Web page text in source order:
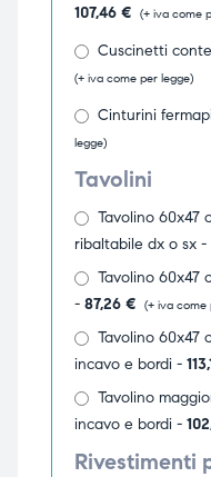
107,46 € (+ iva come
Cuscinetti
(+ iva come per legge)
Cinturini
legge)
Tavolini
Tavolino 60x47
ribaltabile dx o sx -
Tavolino 60x47
- 87,26 € (+ iva come
Tavolino 60x47
incavo e bordi -
Tavolino
incavo e bordi -
Rivestimenti